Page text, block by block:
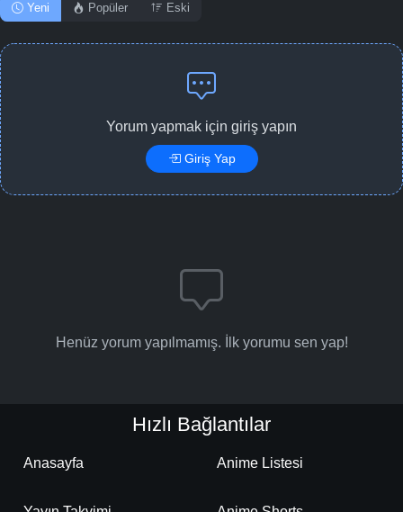
Yeni Popüler Eski
Yorum yapmak için giriş yapın
Giriş Yap
Henüz yorum yapılmamış. İlk yorumu sen yap!
Hızlı Bağlantılar
Anasayfa Anime Listesi